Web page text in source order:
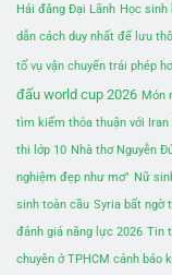
Hải đăng Đại Lãnh Học sinh
dẫn cách duy nhất để lưu
tố vụ vận chuyển trái phép
đấu world cup 2026 Món
tìm kiếm thỏa thuận với Iran
thi lớp 10 Nhà thơ Nguyễn
nghiệm đẹp như mơ" Nữ
sinh toàn cầu Syria bất ngờ
đánh giá năng lực 2026 Tin
chuyên ở TPHCM cảnh báo